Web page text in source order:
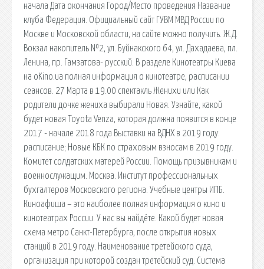
начала Дата окончания Город/Место проведения Название
клуба Федерация. Официальный сайт ГУВМ МВД России по
Москве и Московской области, на сайте можно получить. Ж.Д.
Вокзал накопитель №2, ул. Буйнакского 64, ул. Дахадаева, пл.
Ленина, пр. Гамзатова- русский. В разделе Кинотеатры Киева
на oKino.ua полная информация о кинотеатре, расписании
сеансов. 27 Марта в 19.00 спектакль Женихи или Как
родители дочке жениха выбирали Новая. Узнайте, какой
будет новая Toyota Venza, которая должна появится в конце
2017 - начале 2018 года Выставки на ВДНХ в 2019 году:
расписание; Новые КБК по страховым взносам в 2019 году.
Комитет солдатских матерей России. Помощь призывникам и
военнослужащим. Москва. Институт профессиональных
бухгалтеров Московского региона. Учебные центры ИПБ.
Киноафиша – это наиболее полная информация о кино и
кинотеатрах России. У нас вы найдёте. Какой будет новая
схема метро Санкт-Петербурга, после открытия новых
станций в 2019 году. Наименование третейского суда,
организация при которой создан третейский суд. Система